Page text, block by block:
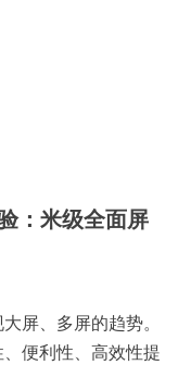
：米级全面屏
屏、多屏的趋势。
便利性、高效性提